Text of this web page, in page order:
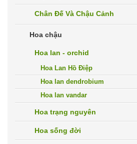
Chân Đế Và Chậu Cảnh
Hoa chậu
Hoa lan - orchid
Hoa Lan Hồ Điệp
Hoa lan dendrobium
Hoa lan vandar
Hoa trạng nguyên
Hoa sống đời